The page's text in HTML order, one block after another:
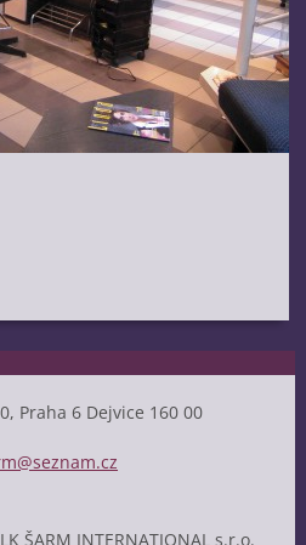
Praha 6 Dejvice 160 00
seznam.cz
ŠARM INTERNATIONAL s.r.o.